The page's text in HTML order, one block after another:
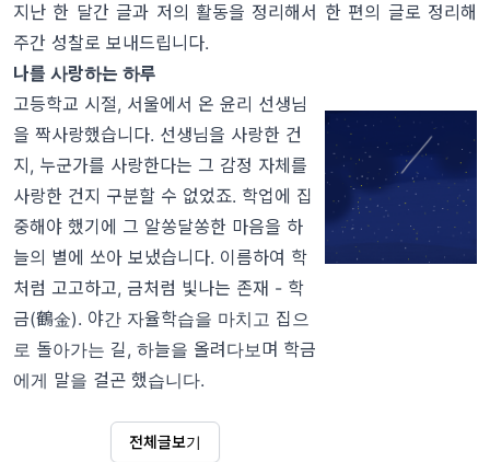
지난 한 달간 글과 저의 활동을 정리해서 한 편의 글로 정리해
주간 성찰로 보내드립니다.
나를 사랑하는 하루
고등학교 시절, 서울에서 온 윤리 선생님
을 짝사랑했습니다. 선생님을 사랑한 건
지, 누군가를 사랑한다는 그 감정 자체를
사랑한 건지 구분할 수 없었죠. 학업에 집
중해야 했기에 그 알쏭달쏭한 마음을 하
늘의 별에 쏘아 보냈습니다. 이름하여 학
처럼 고고하고, 금처럼 빛나는 존재 - 학
금(鶴金). 야간 자율학습을 마치고 집으
로 돌아가는 길, 하늘을 올려다보며 학금
에게 말을 걸곤 했습니다.
전체글보기